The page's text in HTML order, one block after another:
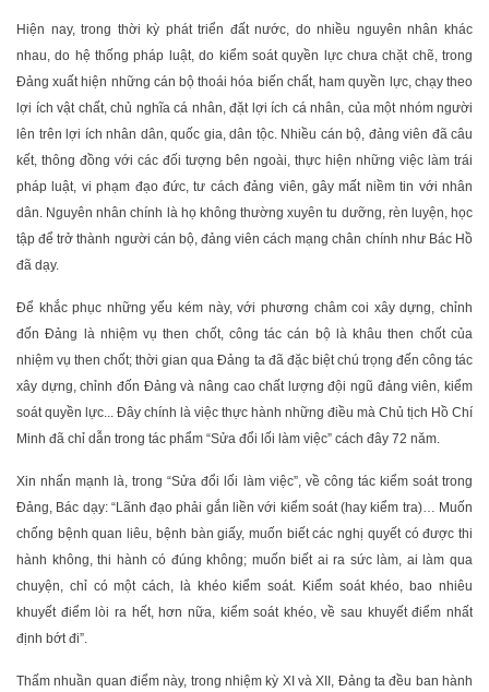
Hiện nay, trong thời kỳ phát triển đất nước, do nhiều nguyên nhân khác
nhau, do hệ thống pháp luật, do kiểm soát quyền lực chưa chặt chẽ, trong
Đảng xuất hiện những cán bộ thoái hóa biến chất, ham quyền lực, chạy theo
lợi ích vật chất, chủ nghĩa cá nhân, đặt lợi ích cá nhân, của một nhóm người
lên trên lợi ích nhân dân, quốc gia, dân tộc. Nhiều cán bộ, đảng viên đã câu
kết, thông đồng với các đối tượng bên ngoài, thực hiện những việc làm trái
pháp luật, vi phạm đạo đức, tư cách đảng viên, gây mất niềm tin với nhân
dân. Nguyên nhân chính là họ không thường xuyên tu dưỡng, rèn luyện, học
tập để trở thành người cán bộ, đảng viên cách mạng chân chính như Bác Hồ
đã dạy.
Để khắc phục những yếu kém này, với phương châm coi xây dựng, chỉnh
đốn Ðảng là nhiệm vụ then chốt, công tác cán bộ là khâu then chốt của
nhiệm vụ then chốt; thời gian qua Ðảng ta đã đặc biệt chú trọng đến công tác
xây dựng, chỉnh đốn Ðảng và nâng cao chất lượng đội ngũ đảng viên, kiểm
soát quyền lực... Đây chính là việc thực hành những điều mà Chủ tịch Hồ Chí
Minh đã chỉ dẫn trong tác phẩm “Sửa đổi lối làm việc” cách đây 72 năm.
Xin nhấn mạnh là, trong “Sửa đổi lối làm việc”, về công tác kiểm soát trong
Đảng, Bác dạy: “Lãnh đạo phải gắn liền với kiểm soát (hay kiểm tra)… Muốn
chống bệnh quan liêu, bệnh bàn giấy, muốn biết các nghị quyết có được thi
hành không, thi hành có đúng không; muốn biết ai ra sức làm, ai làm qua
chuyện, chỉ có một cách, là khéo kiểm soát. Kiểm soát khéo, bao nhiêu
khuyết điểm lòi ra hết, hơn nữa, kiểm soát khéo, về sau khuyết điểm nhất
định bớt đi”.
Thấm nhuần quan điểm này, trong nhiệm kỳ XI và XII, Đảng ta đều ban hành